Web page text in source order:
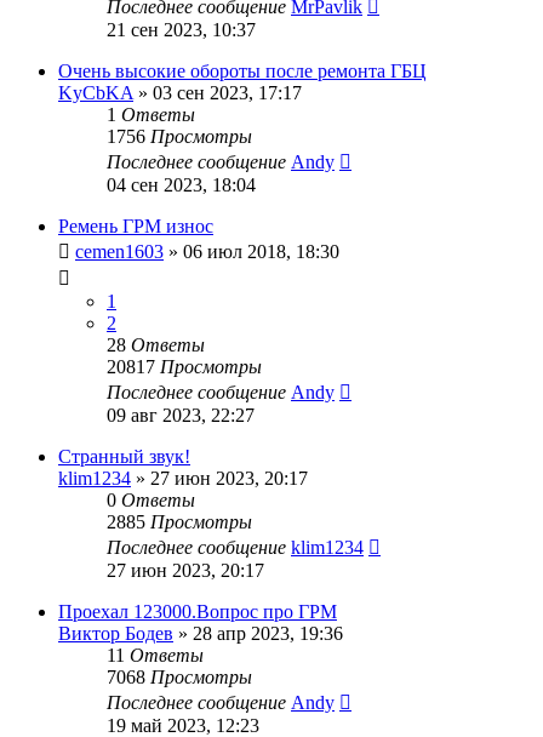
Последнее сообщение MrPavlik
21 сен 2023, 10:37
Очень высокие обороты после ремонта ГБЦ
KyCbKA » 03 сен 2023, 17:17
1 Ответы
1756 Просмотры
Последнее сообщение Andy
04 сен 2023, 18:04
Ремень ГРМ износ
cemen1603 » 06 июл 2018, 18:30
1
2
28 Ответы
20817 Просмотры
Последнее сообщение Andy
09 авг 2023, 22:27
Странный звук!
klim1234 » 27 июн 2023, 20:17
0 Ответы
2885 Просмотры
Последнее сообщение klim1234
27 июн 2023, 20:17
Проехал 123000.Вопрос про ГРМ
Виктор Бодев » 28 апр 2023, 19:36
11 Ответы
7068 Просмотры
Последнее сообщение Andy
19 май 2023, 12:23